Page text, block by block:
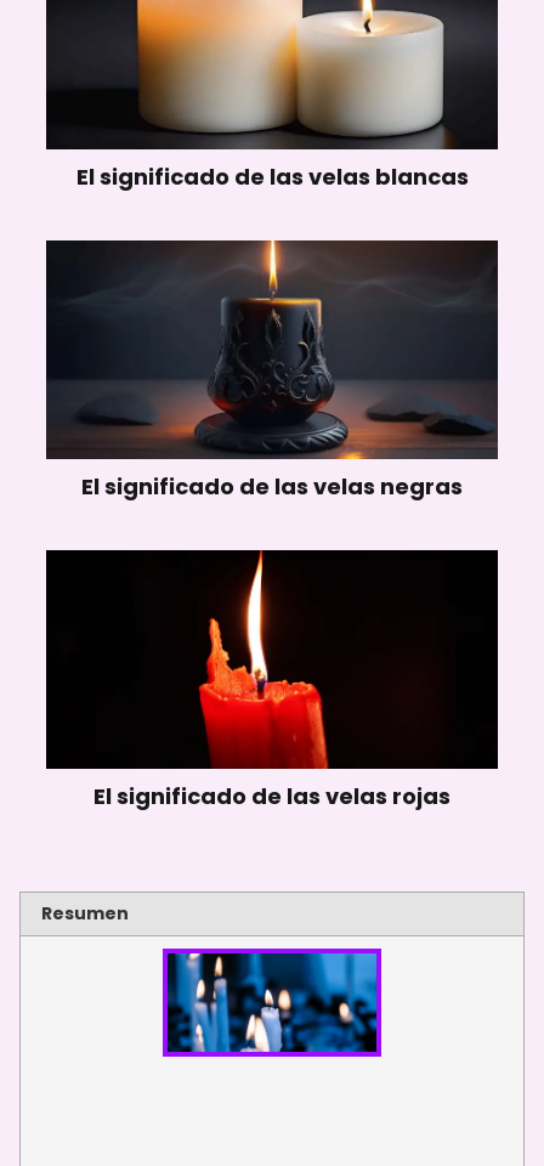
El significado de las velas blancas
El significado de las velas negras
El significado de las velas rojas
Resumen